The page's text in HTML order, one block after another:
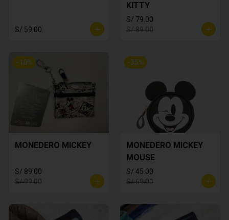
S/ 59.00
KITTY
S/ 79.00
S/ 89.00
-10%
MONEDERO MICKEY
S/ 89.00
S/ 99.00
-35%
MONEDERO MICKEY
MOUSE
S/ 45.00
S/ 69.00